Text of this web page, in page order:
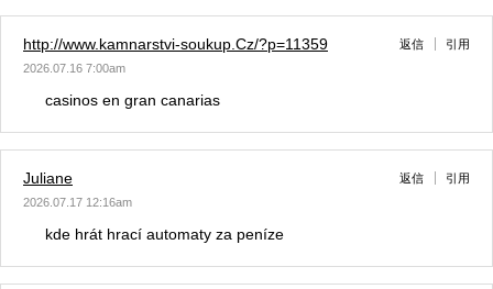
http://www.kamnarstvi-soukup.Cz/?p=11359
2026.07.16 7:00am
返信 引用
casinos en gran canarias
Juliane
2026.07.17 12:16am
返信 引用
kde hrát hrací automaty za peníze